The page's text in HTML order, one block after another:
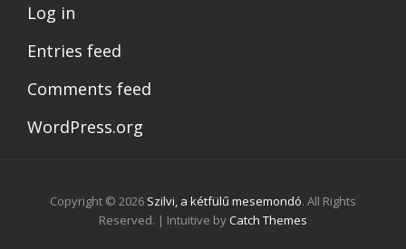
Log in
Entries feed
Comments feed
WordPress.org
Copyright © 2026 Szilvi, a kétfülű mesemondó. All Rights
Reserved. | Intuitive byCatch Themes